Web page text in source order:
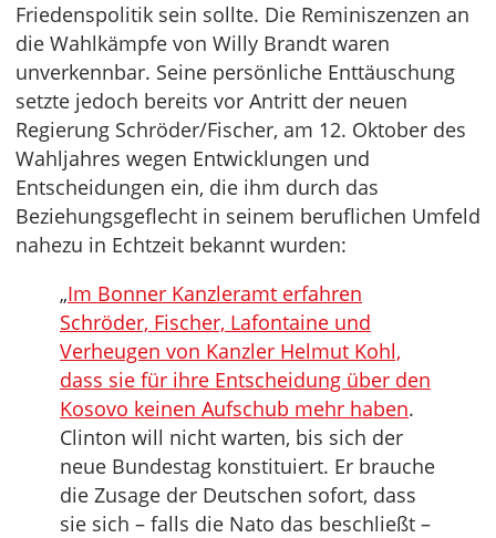
Friedenspolitik sein sollte. Die Reminiszenzen an
die Wahlkämpfe von Willy Brandt waren
unverkennbar. Seine persönliche Enttäuschung
setzte jedoch bereits vor Antritt der neuen
Regierung Schröder/Fischer, am 12. Oktober des
Wahljahres wegen Entwicklungen und
Entscheidungen ein, die ihm durch das
Beziehungsgeflecht in seinem beruflichen Umfeld
nahezu in Echtzeit bekannt wurden:
„Im Bonner Kanzleramt erfahren
Schröder, Fischer, Lafontaine und
Verheugen von Kanzler Helmut Kohl,
dass sie für ihre Entscheidung über den
Kosovo keinen Aufschub mehr haben.
Clinton will nicht warten, bis sich der
neue Bundestag konstituiert. Er brauche
die Zusage der Deutschen sofort, dass
sie sich – falls die Nato das beschließt –